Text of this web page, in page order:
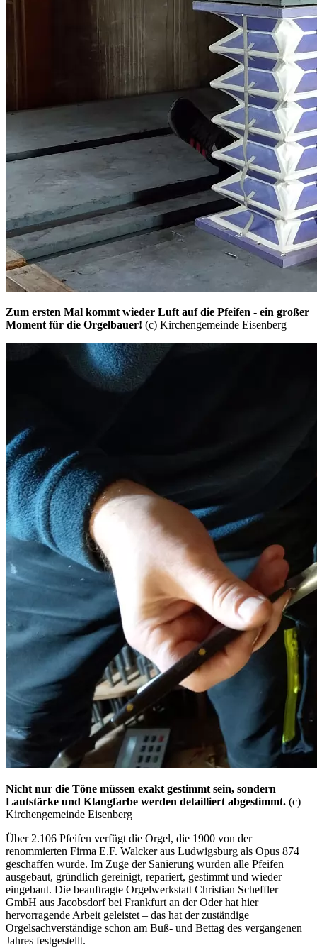
Zum ersten Mal kommt wieder Luft auf die Pfeifen - ein großer
Moment für die Orgelbauer! (c) Kirchengemeinde Eisenberg
Nicht nur die Töne müssen exakt gestimmt sein, sondern
Lautstärke und Klangfarbe werden detailliert abgestimmt. (c)
Kirchengemeinde Eisenberg
Über 2.106 Pfeifen verfügt die Orgel, die 1900 von der
renommierten Firma E.F. Walcker aus Ludwigsburg als Opus 874
geschaffen wurde. Im Zuge der Sanierung wurden alle Pfeifen
ausgebaut, gründlich gereinigt, repariert, gestimmt und wieder
eingebaut. Die beauftragte Orgelwerkstatt Christian Scheffler
GmbH aus Jacobsdorf bei Frankfurt an der Oder hat hier
hervorragende Arbeit geleistet – das hat der zuständige
Orgelsachverständige schon am Buß- und Bettag des vergangenen
Jahres festgestellt.